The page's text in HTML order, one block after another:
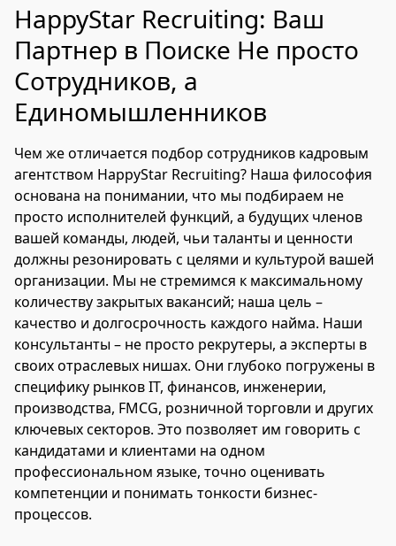
HappyStar Recruiting: Ваш
Партнер в Поиске Не просто
Сотрудников, а
Единомышленников
Чем же отличается подбор сотрудников кадровым
агентством HappyStar Recruiting? Наша философия
основана на понимании, что мы подбираем не
просто исполнителей функций, а будущих членов
вашей команды, людей, чьи таланты и ценности
должны резонировать с целями и культурой вашей
организации. Мы не стремимся к максимальному
количеству закрытых вакансий; наша цель –
качество и долгосрочность каждого найма. Наши
консультанты – не просто рекрутеры, а эксперты в
своих отраслевых нишах. Они глубоко погружены в
специфику рынков IT, финансов, инженерии,
производства, FMCG, розничной торговли и других
ключевых секторов. Это позволяет им говорить с
кандидатами и клиентами на одном
профессиональном языке, точно оценивать
компетенции и понимать тонкости бизнес-
процессов.